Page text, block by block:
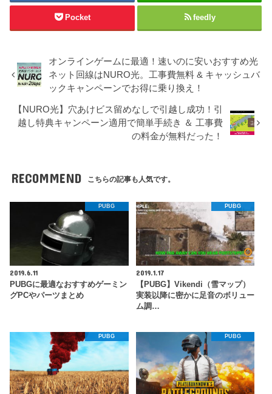
Pocket feedly
オンラインゲームに最適！速いのに安いおすすめ光
ネット回線はNURO光。工事費無料 & キャッシュバ
ックキャンペーンでお得に乗り換え！
【NURO光】穴あけビス留めなしで引越し成功！引
越し特典キャンペーン適用で簡単手続き ＆ 工事費
の料金が無料だった！
RECOMMEND こちらの記事も人気です。
PUBG
2019.6.11
PUBGに最適なおすすめゲーミン
グPCやパーツまとめ
PUBG
2019.1.17
【PUBG】Vikendi（雪マップ）
実装以降に密かに足音のボリュー
ム調…
PUBG PUBG